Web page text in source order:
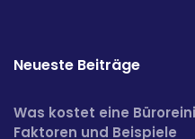
Neueste Beiträge
Was kostet eine
Faktoren und Beispiele